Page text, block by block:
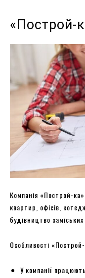
«Построй-
Компанія «Построй-
квартир, офісів,
будівництво заміських
Особливості
У компанії